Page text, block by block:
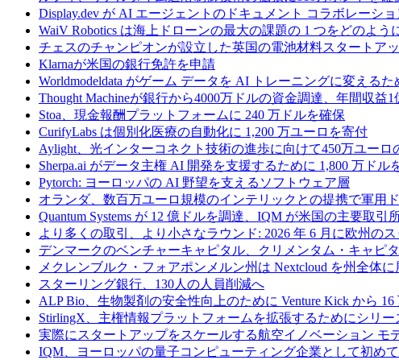
Display.dev が AI エージェントのドキュメント コラボレーシ
WaiV Robotics は海上ドローンの最大の課題の 1 つをどのよう
チェスのチャンピオンが設立した英国の電池材料スタートア
Klarnaが米国の銀行免許を申請
Worldmodeldata がゲーム データを AI トレーニングに変える
Thought Machineが銀行から4000万ドルの資金調達、年間収益
Stoa、現金報酬プラットフォームに 240 万ドルを確保
CurifyLabs は個別化医療の自動化に 1,200 万ユーロを寄付
Aylight、光インターコネクト技術の進歩に向けて450万ユーロ
Sherpa.ai がデータ主権 AI 開発を支援するために 1,800 万ドル
Pytorch: ヨーロッパの AI 野望を支えるソフトウェア層
オランダ、数百万ユーロ規模のインテリックとの提携で軍用
Quantum Systems が 12 億ドルを調達、IQM が米国の主要取
より多くの取引、より小さなラウンド: 2026 年 6 月に欧州の
デンマークのベンチャーキャピタル、クリメンタム・キャピ
メクレンブルク・フォアポンメルン州は Nextcloud を州全体
スターリング銀行、130人の人員削減へ
ALP Bio、生物製剤の安全性向上のために Venture Kick から 16
StirlingX、主権情報プラットフォームを拡張するためにシリー
実際にスタートアップをスケールする航空イノベーション モ
IQM、ヨーロッパの量子コンピューティング企業として初め